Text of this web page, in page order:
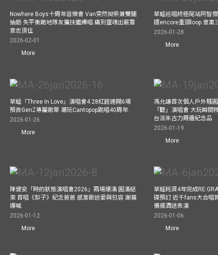
Nowhere Boys十周年音樂會 Van突然拗柴兼雙腿
抽筋 失平衡跪地隊友攙扶繼續唱 痛到靈魂出竅靠
意志頂住
2026-02-01
More
草蜢巡唱終極尾站阿智
版encore重頭loop 意寓
2026-01-28
More
草蜢「Three In Love」演唱會4.28紅館連開6場
預告GenZ專屬歌單 潮玩Cantopop跳唱40周年
2026-01-26
More
馮允謙首次個人戶外騷
「聽」演唱會 大玩瞬
台派朱古力周邊紀念品
2026-01-19
More
陳健安「時的狀態演唱會2026」兩場爆滿 圓滿結
束 首唱《梨子》紀念爸爸 感激歌迷愛與包容 謝幕
爆喊
2026-01-12
More
草蜢耗資4年完成
碟預訂 近千fans大合唱
儀擺酒送表演
2026-01-06
More